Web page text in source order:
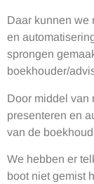
Daar kunnen we
en
sprongen
boekhouder/
Door middel van
presenteren en
van de
We hebben er
boot niet gemist